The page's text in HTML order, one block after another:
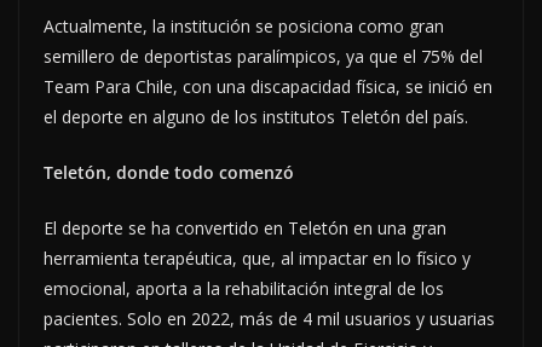
Actualmente, la institución se posiciona como gran
semillero de deportistas paralímpicos, ya que el 75% del
Team Para Chile, con una discapacidad física, se inició en
el deporte en alguno de los institutos Teletón del país.
Teletón, donde todo comenzó
El deporte se ha convertido en Teletón en una gran
herramienta terapéutica, que, al impactar en lo físico y
emocional, aporta a la rehabilitación integral de los
pacientes. Solo en 2022, más de 4 mil usuarios y usuarias